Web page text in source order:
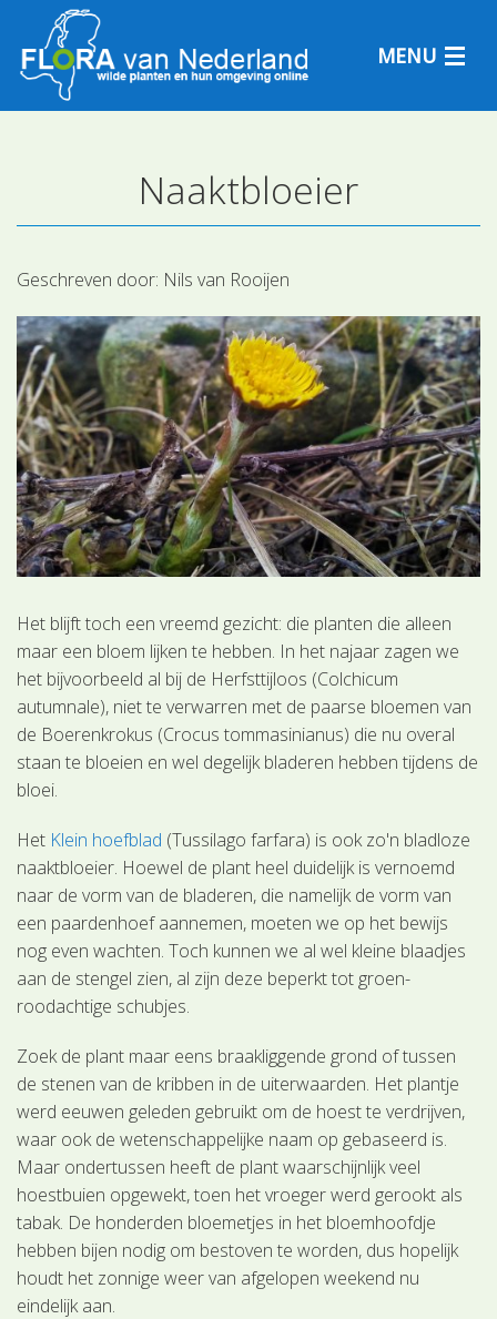
MENU
Plantensoorten
Plantengemeenschappen
Determineren
Naaktbloeier
Geschreven door: Nils van Rooijen
Het blijft toch een vreemd gezicht: die planten die alleen
maar een bloem lijken te hebben. In het najaar zagen we
het bijvoorbeeld al bij de Herfsttijloos (Colchicum
autumnale), niet te verwarren met de paarse bloemen van
de Boerenkrokus (Crocus tommasinianus) die nu overal
staan te bloeien en wel degelijk bladeren hebben tijdens de
bloei.
Het Klein hoefblad (Tussilago farfara) is ook zo'n bladloze
naaktbloeier. Hoewel de plant heel duidelijk is vernoemd
naar de vorm van de bladeren, die namelijk de vorm van
een paardenhoef aannemen, moeten we op het bewijs
nog even wachten. Toch kunnen we al wel kleine blaadjes
aan de stengel zien, al zijn deze beperkt tot groen-
roodachtige schubjes.
Zoek de plant maar eens braakliggende grond of tussen
de stenen van de kribben in de uiterwaarden. Het plantje
werd eeuwen geleden gebruikt om de hoest te verdrijven,
waar ook de wetenschappelijke naam op gebaseerd is.
Maar ondertussen heeft de plant waarschijnlijk veel
hoestbuien opgewekt, toen het vroeger werd gerookt als
tabak. De honderden bloemetjes in het bloemhoofdje
hebben bijen nodig om bestoven te worden, dus hopelijk
houdt het zonnige weer van afgelopen weekend nu
eindelijk aan.